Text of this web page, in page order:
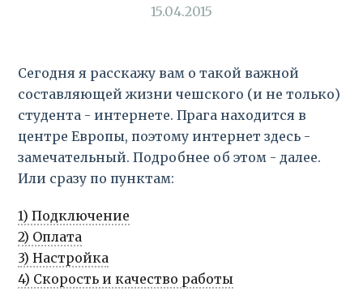
15.04.2015
Сегодня я расскажу вам о такой важной
составляющей жизни чешского (и не только)
студента - интернете. Прага находится в
центре Европы, поэтому интернет здесь -
замечательный. Подробнее об этом - далее.
Или сразу по пунктам:
1) Подключение
2) Оплата
3) Настройка
4) Скорость и качество работы